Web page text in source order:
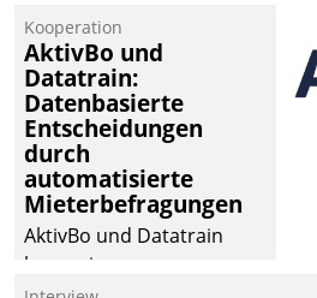
operativen
Instandhaltung in die
SAP-Systemlandschaft
deutscher
Wohnungsunternehmen
– und beschleunigt damit
den Weg vom
Mieteranliegen zum
Kooperation
AktivBo und
Datatrain:
Datenbasierte
Entscheidungen
durch
automatisierte
Mieterbefragungen
AktivBo und Datatrain
kooperieren –